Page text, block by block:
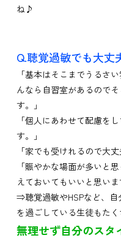
ね♪
Q.聴覚過敏でも大丈
「基本はそこまでうるさ
んなら自習室があるので
す。」
「個人にあわせて配慮を
す。」
「家でも受けれるので大丈
「賑やかな場面が多いと
えておいてもいいと思いま
⇒聴覚過敏やHSPなど、自
を過ごしている生徒もたく
無理せず自分のスタ